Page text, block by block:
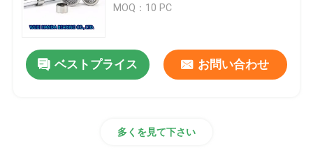
MOQ：10 PC
ベストプライス お問い合わせ
多くを見て下さい